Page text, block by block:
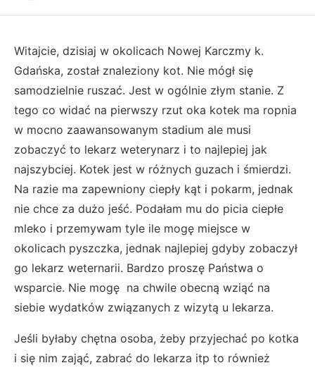
Witajcie, dzisiaj w okolicach Nowej Karczmy k.
Gdańska, został znaleziony kot. Nie mógł się
samodzielnie ruszać. Jest w ogólnie złym stanie. Z
tego co widać na pierwszy rzut oka kotek ma ropnia
w mocno zaawansowanym stadium ale musi
zobaczyć to lekarz weterynarz i to najlepiej jak
najszybciej. Kotek jest w różnych guzach i śmierdzi.
Na razie ma zapewniony ciepły kąt i pokarm, jednak
nie chce za dużo jeść. Podałam mu do picia ciepłe
mleko i przemywam tyle ile mogę miejsce w
okolicach pyszczka, jednak najlepiej gdyby zobaczył
go lekarz weternarii. Bardzo proszę Państwa o
wsparcie. Nie mogę na chwile obecną wziąć na
siebie wydatków związanych z wizytą u lekarza.
Jeśli byłaby chętna osoba, żeby przyjechać po kotka
i się nim zająć, zabrać do lekarza itp to również